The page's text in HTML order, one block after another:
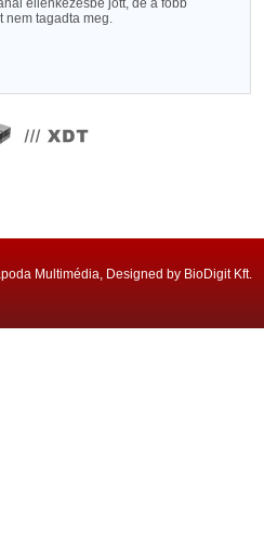
ellenkezésbe jött, de a főbb
nem tagadta meg.
Multimédia, Designed by BioDigit Kft.